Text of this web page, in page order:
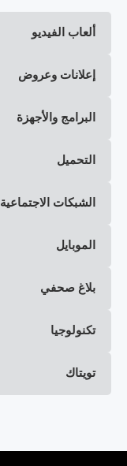
ألعاب الفيديو
إعلانات وعروض
البرامج والأجهزة
التحميل
الشبكات الاجتماعية
الموبايل
بلاغ صحفي
تكنولوجيا
تويتاك